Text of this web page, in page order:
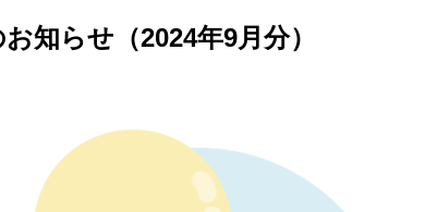
知らせ（2024年9月分）